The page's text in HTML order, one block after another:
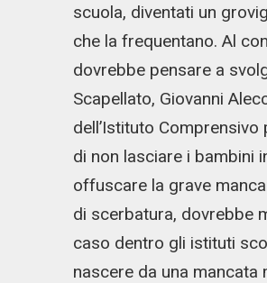
scuola, diventati un
che la frequentano. Al
dovrebbe pensare a
Scapellato, Giovanni
dell’Istituto
di non lasciare i bambini
offuscare la grave
di scerbatura, dovrebbe
caso dentro gli istituti
nascere da una mancata